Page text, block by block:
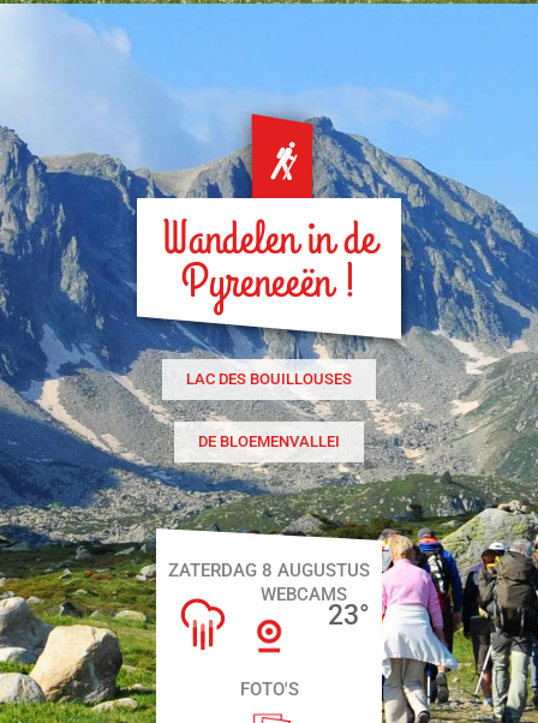
Wandelen in de
Pyreneeën !
LAC DES BOUILLOUSES
DE BLOEMENVALLEI
ZATERDAG 8 AUGUSTUS
23°
WEBCAMS
FOTO'S